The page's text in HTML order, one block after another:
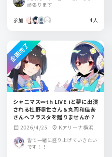
頑張ります
参加 4人
シャニマス∞th LIVE iと夢に出演
される杜野凛世さん＆丸岡和佳奈
さんへフラスタを贈りませんか？
calendar_month 2026/4/25 location_on Kアリーナ横浜
皆で一緒に盛り上げていきたい
です！！
企画完了